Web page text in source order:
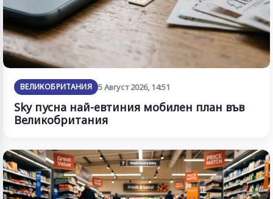
ВЕЛИКОБРИТАНИЯ 5 Август 2026, 14:51
Sky пусна най-евтиния мобилен план във
Великобритания